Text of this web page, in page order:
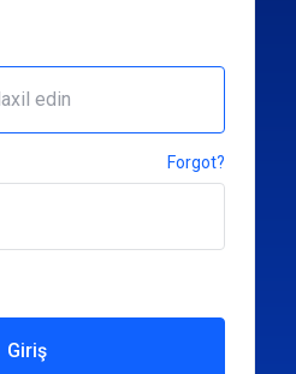
Forgot?
Giriş